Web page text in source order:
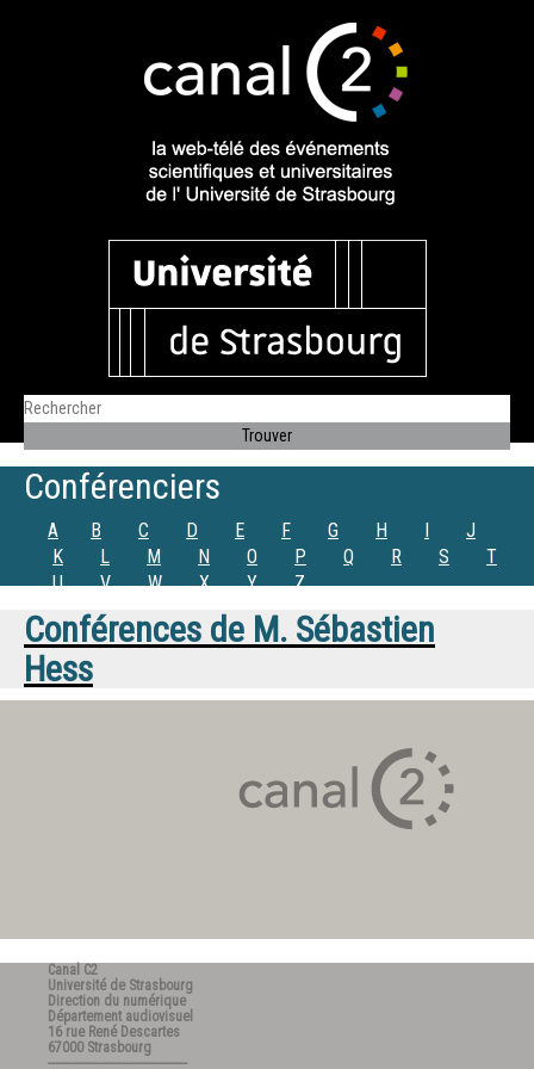
Conférenciers
A B C D E F G H I
J
K
L M N O P Q R S
T
U
V W X Y Z
Conférences de M. Sébastien
Hess
Canal C2
Université de Strasbourg
Direction du numérique
Département audiovisuel
16 rue René Descartes
67000 Strasbourg
---------------------------------------